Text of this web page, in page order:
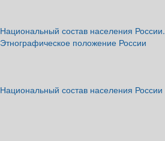
Национальный состав населения России.
Этнографическое положение России
Национальный состав населения России